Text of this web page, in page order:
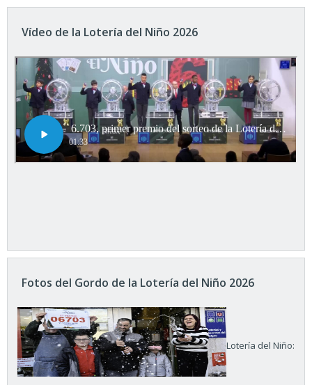
Vídeo de la Lotería del Niño 2026
Fotos del Gordo de la Lotería del Niño 2026
Lotería del Niño: